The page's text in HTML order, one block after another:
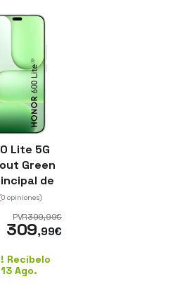
Lite 5G
Green
de
de RAM
de
(0 opiniones)
PVR399,99€
309,99€
Recíbelo
Ago.